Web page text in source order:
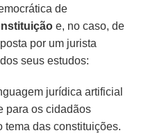
de
e, no caso, de
por um jurista
seus estudos:
jurídica artificial
para os cidadãos
tema das constituições.